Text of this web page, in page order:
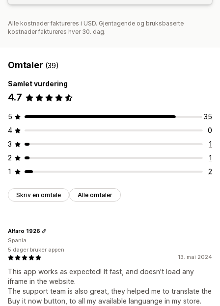
Alle kostnader faktureres i USD. Gjentagende og bruksbaserte
kostnader faktureres hver 30. dag.
Omtaler (39)
Samlet vurdering
4.7
5
35
4
0
3
1
2
1
1
2
Skriv en omtale Alle omtaler
13. mai 2024
This app works as expected! It fast, and doesn't load any
iframe in the website.
The support team is also great, they helped me to translate the
Buy it now button, to all my available languange in my store.
Alfaro 1926
Spania
5 dager bruker appen